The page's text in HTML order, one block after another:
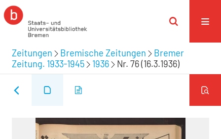
Zeitungen Bremische Zeitungen
Bremer
Zeitung. 1933-1945
1936 Nr. 76 (16.3.1936)